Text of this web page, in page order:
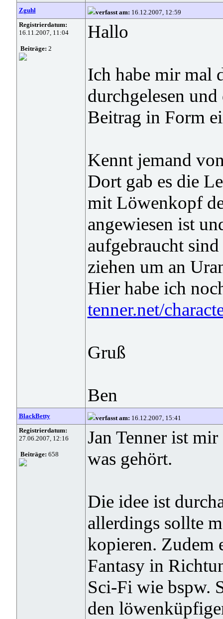
Zguhl verfasst am: 16.12.2007, 12:59
Registrierdatum:
16.11.2007, 11:04
Beiträge: 2
Hallo
Ich habe mir mal
durchgelesen
Beitrag in Form
Kennt jemand
Dort gab es die
mit Löwenkopf
angewiesen ist
aufgebraucht
ziehen um an
Hier habe ich
tenner.net/
Gruß
Ben
BlackBetty verfasst am: 16.12.2007, 15:41
Registrierdatum:
27.06.2007, 12:16
Beiträge: 658
Jan Tenner ist
was gehört.
Die idee ist
allerdings sollte
kopieren. Zudem
Fantasy in
Sci-Fi wie bspw.
den